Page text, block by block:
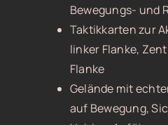
Bewegungs- und
Taktikkarten zur
linker Flanke,
Flanke
Gelände mit
auf Bewegung,